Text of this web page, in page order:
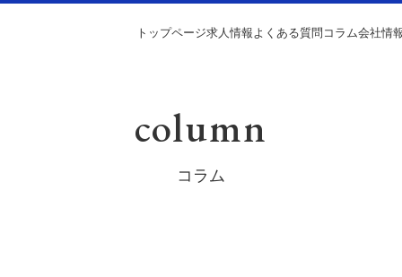
トップページ求人情報よくある質問 コラム会社情
column
コラム